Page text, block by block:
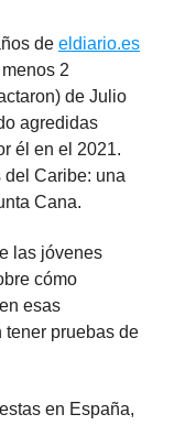
de eldiario.es
2
de Julio
agredidas
él en el 2021.
Caribe: una
Cana.
las jóvenes
cómo
esas
tener pruebas de
en España,